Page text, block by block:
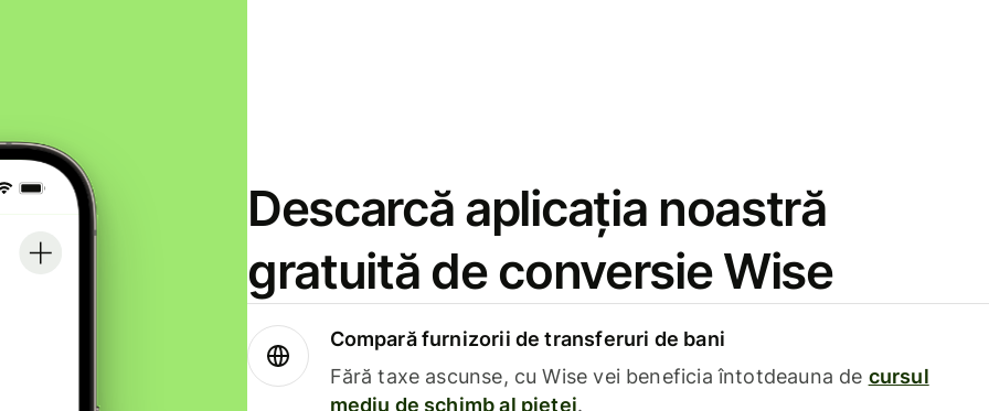
Descarcă aplicația noastră
gratuită de conversie Wise
Compară furnizorii de transferuri de bani
Fără taxe ascunse, cu Wise vei beneficia întotdeauna de cursul
mediu de schimb al pieței.